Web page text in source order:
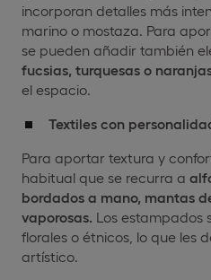
incorporan detalles más
marino o mostaza. Para
se pueden añadir también
fucsias, turquesas o
el espacio.
Textiles con
Para aportar textura y
habitual que se recurra a
bordados a mano, mantas
vaporosas. Los estampados
florales o étnicos, lo que les
artístico.